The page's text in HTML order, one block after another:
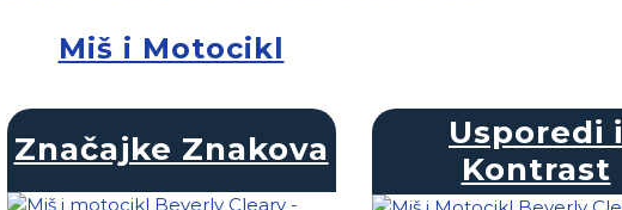
Miš i Motocikl
Značajke Znakova
Usporedi i
Kontrast